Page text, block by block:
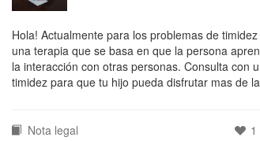
Hola! Actualmente para los problemas de
una terapia que se basa en que la persona
la interacción con otras personas. Consulta con
timidez para que tu hijo pueda disfrutar mas de
Nota legal